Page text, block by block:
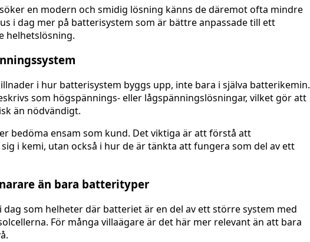
en modern och smidig lösning känns de däremot ofta mindre
i dag mer på batterisystem som är bättre anpassade till ett
helhetslösning.
i hur batterisystem byggs upp, inte bara i själva batterikemin.
som högspännings- eller lågspänningslösningar, vilket gör att
än nödvändigt.
bedöma ensam som kund. Det viktiga är att förstå att
i kemi, utan också i hur de är tänkta att fungera som del av ett
än bara batterityper
som helheter där batteriet är en del av ett större system med
För många villaägare är det här mer relevant än att bara